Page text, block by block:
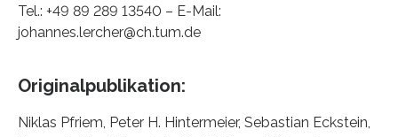
Tel.: +49 89 289 13540 – E-Mail:
johannes.lercher@ch.tum.de
Originalpublikation:
Niklas Pfriem, Peter H. Hintermeier, Sebastian Eckstein,